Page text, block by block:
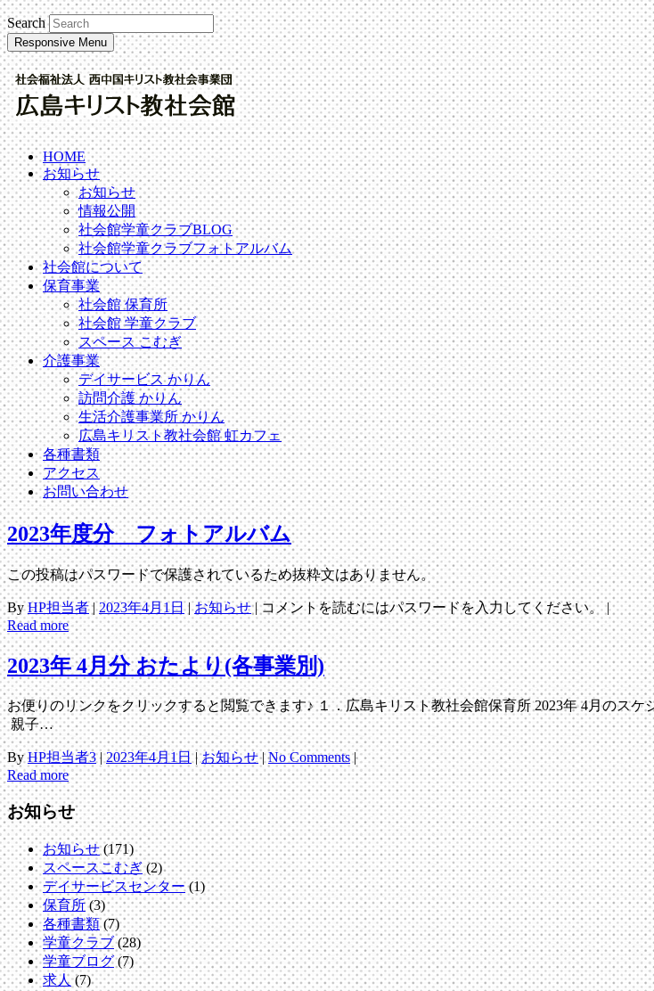
Search
Responsive Menu
HOME
お知らせ
お知らせ
情報公開
社会館学童クラブBLOG
社会館学童クラブフォトアルバム
社会館について
保育事業
社会館 保育所
社会館 学童クラブ
スペース こむぎ
介護事業
デイサービス かりん
訪問介護 かりん
生活介護事業所 かりん
広島キリスト教社会館 虹カフェ
各種書類
アクセス
お問い合わせ
2023年度分 フォトアルバム
この投稿はパスワードで保護されているため抜粋文はありません。
ByHP担当者|2023年4月1日|お知らせ|コメントを読むにはパスワードを入力してください。|
Read more
2023年 4月分 おたより(各事業別)
お便りのリンクをクリックすると閲覧できます♪ １．広島キリスト教社会館保育所 2023年 4月のス
親子…
ByHP担当者3|2023年4月1日|お知らせ|No Comments|
Read more
お知らせ
お知らせ(171)
スペースこむぎ(2)
デイサービスセンター(1)
保育所(3)
各種書類(7)
学童クラブ(28)
学童ブログ(7)
求人(7)